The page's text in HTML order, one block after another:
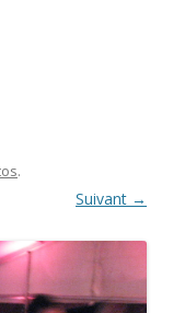
contenu principal
.
Suivant →